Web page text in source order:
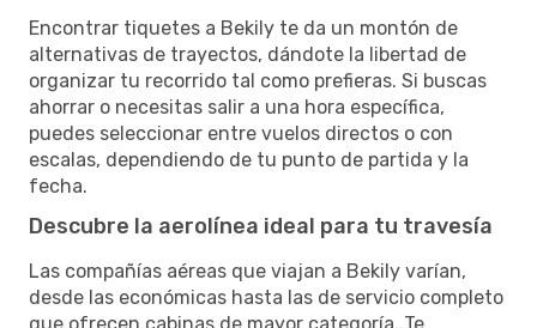
Encontrar tiquetes a Bekily te da un montón de
alternativas de trayectos, dándote la libertad de
organizar tu recorrido tal como prefieras. Si buscas
ahorrar o necesitas salir a una hora específica,
puedes seleccionar entre vuelos directos o con
escalas, dependiendo de tu punto de partida y la
fecha.
Descubre la aerolínea ideal para tu travesía
Las compañías aéreas que viajan a Bekily varían,
desde las económicas hasta las de servicio completo